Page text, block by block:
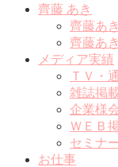
齊藤 あき
齊藤あ
齊藤あ
メディア実績
ＴＶ・
雑誌掲
企業様
ＷＥＢ
セミナ
お仕事